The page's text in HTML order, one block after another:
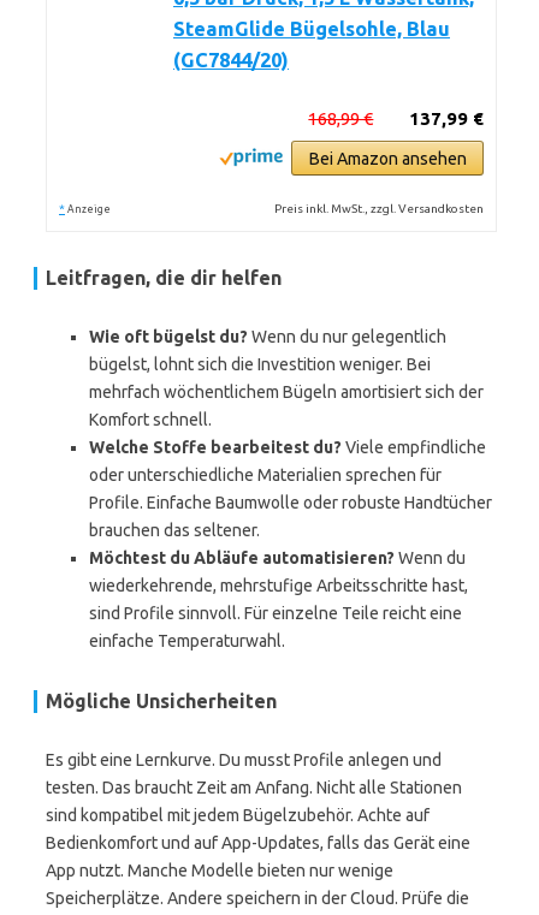
SteamGlide Bügelsohle, Blau
(GC7844/20)
137,99 €
168,99 €
Bei Amazon ansehen
* Anzeige Preis inkl. MwSt., zzgl. Versandkosten
Leitfragen, die dir helfen
Wie oft bügelst du? Wenn du nur gelegentlich
bügelst, lohnt sich die Investition weniger. Bei
mehrfach wöchentlichem Bügeln amortisiert sich der
Komfort schnell.
Welche Stoffe bearbeitest du? Viele empfindliche
oder unterschiedliche Materialien sprechen für
Profile. Einfache Baumwolle oder robuste Handtücher
brauchen das seltener.
Möchtest du Abläufe automatisieren? Wenn du
wiederkehrende, mehrstufige Arbeitsschritte hast,
sind Profile sinnvoll. Für einzelne Teile reicht eine
einfache Temperaturwahl.
Mögliche Unsicherheiten
Es gibt eine Lernkurve. Du musst Profile anlegen und
testen. Das braucht Zeit am Anfang. Nicht alle Stationen
sind kompatibel mit jedem Bügelzubehör. Achte auf
Bedienkomfort und auf App-Updates, falls das Gerät eine
App nutzt. Manche Modelle bieten nur wenige
Speicherplätze. Andere speichern in der Cloud. Prüfe die